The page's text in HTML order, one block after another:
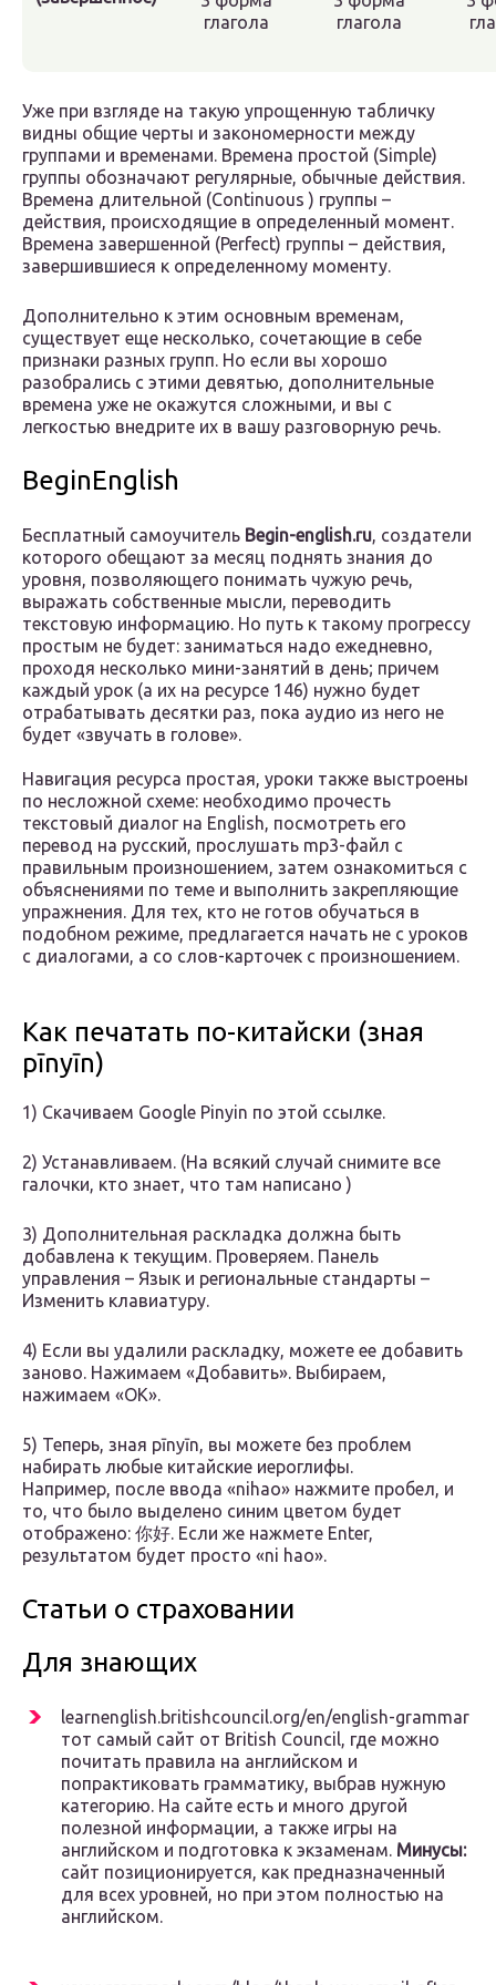
глагола
глагола
Уже при взгляде на такую упрощенную табличку
видны общие черты и закономерности между
группами и временами. Времена простой (Simple)
группы обозначают регулярные, обычные действия.
Времена длительной (Continuous ) группы –
действия, происходящие в определенный момент.
Времена завершенной (Perfect) группы – действия,
завершившиеся к определенному моменту.
Дополнительно к этим основным временам,
существует еще несколько, сочетающие в себе
признаки разных групп. Но если вы хорошо
разобрались с этими девятью, дополнительные
времена уже не окажутся сложными, и вы с
легкостью внедрите их в вашу разговорную речь.
BeginEnglish
Бесплатный самоучитель Begin-english.ru, создатели
которого обещают за месяц поднять знания до
уровня, позволяющего понимать чужую речь,
выражать собственные мысли, переводить
текстовую информацию. Но путь к такому прогрессу
простым не будет: заниматься надо ежедневно,
проходя несколько мини-занятий в день; причем
каждый урок (а их на ресурсе 146) нужно будет
отрабатывать десятки раз, пока аудио из него не
будет «звучать в голове».
Навигация ресурса простая, уроки также выстроены
по несложной схеме: необходимо прочесть
текстовый диалог на English, посмотреть его
перевод на русский, прослушать mp3-файл с
правильным произношением, затем ознакомиться с
объяснениями по теме и выполнить закрепляющие
упражнения. Для тех, кто не готов обучаться в
подобном режиме, предлагается начать не с уроков
с диалогами, а со слов-карточек с произношением.
Как печатать по-китайски (зная
pīnyīn)
1) Скачиваем Google Pinyin по этой ссылке.
2) Устанавливаем. (На всякий случай снимите все
галочки, кто знает, что там написано )
3) Дополнительная раскладка должна быть
добавлена к текущим. Проверяем. Панель
управления – Язык и региональные стандарты –
Изменить клавиатуру.
4) Если вы удалили раскладку, можете ее добавить
заново. Нажимаем «Добавить». Выбираем,
нажимаем «ОК».
5) Теперь, зная pīnyīn, вы можете без проблем
набирать любые китайские иероглифы.
Например, после ввода «nihao» нажмите пробел, и
то, что было выделено синим цветом будет
отображено: 你好. Если же нажмете Enter,
результатом будет просто «ni hao».
Статьи о страховании
Для знающих
learnenglish.britishcouncil.org/en/english-grammar
тот самый сайт от British Council, где можно
почитать правила на английском и
попрактиковать грамматику, выбрав нужную
категорию. На сайте есть и много другой
полезной информации, а также игры на
английском и подготовка к экзаменам. Минусы:
сайт позиционируется, как предназначенный
для всех уровней, но при этом полностью на
английском.